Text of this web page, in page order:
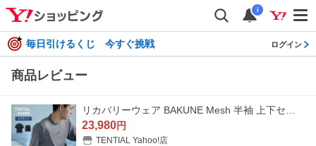
i
毎日引けるくじ 今すぐ挑戦 ログイン
商品レビュー
23,980円
TENTIAL Yahoo!店